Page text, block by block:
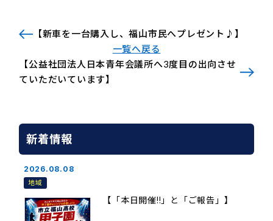
【新車を一台購入し、福山市民へプレゼント♪】
一覧へ戻る
【公益社団法人日本青年会議所へ3度目の出向させ
ていただいています】
新着情報
2026.08.08
地域
【「本日開催!!」と「ご報告」】